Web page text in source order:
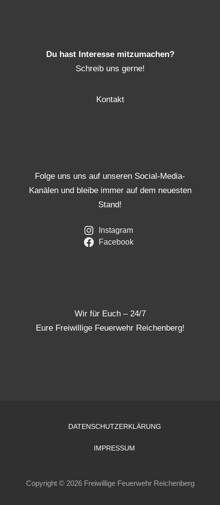
Du hast Interesse mitzumachen?
Schreib uns gerne!
Kontakt
Folge uns uns auf unseren Social-Media-
Kanälen und bleibe immer auf dem neuesten
Stand!
Instagram
Facebook
Wir für Euch – 24/7
Eure Freiwillige Feuerwehr Reichenberg!
DATENSCHUTZERKLÄRUNG
IMPRESSUM
Copyright © 2026 Freiwillige Feuerwehr Reichenberg